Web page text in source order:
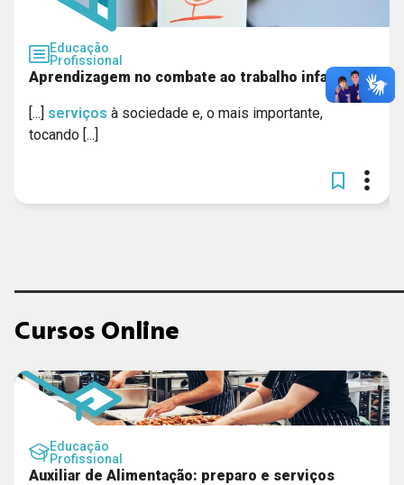
Educação
Profissional
Aprendizagem no combate ao trabalho infantil
[...] serviços à sociedade e, o mais importante,
tocando [...]
Cursos Online
Educação
Profissional
Auxiliar de Alimentação: preparo e serviços